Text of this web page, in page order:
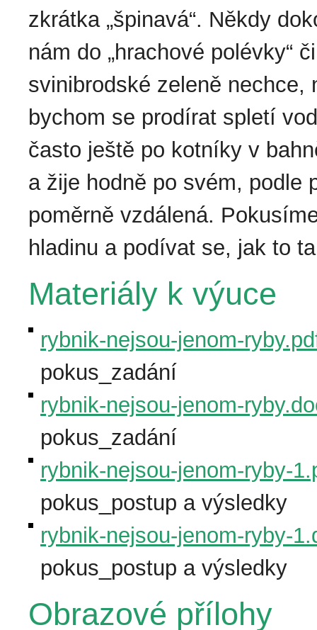
zkrátka „špinavá“. Někdy
nám do „hrachové polévky“
svinibrodské zeleně nechce,
bychom se prodírat spletí
často ještě po kotníky v
a žije hodně po svém, podle
poměrně vzdálená.
hladinu a podívat se, jak to
Materiály k výuce
rybnik-nejsou-jenom-
pokus_zadání
rybnik-nejsou-jenom-
pokus_zadání
rybnik-nejsou-jenom-ryby-
pokus_postup a výsledky
rybnik-nejsou-jenom-ryby-
pokus_postup a výsledky
Obrazové přílohy